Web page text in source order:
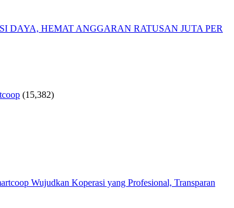
DAYA, HEMAT ANGGARAN RATUSAN JUTA PER
(15,382)
Wujudkan Koperasi yang Profesional, Transparan